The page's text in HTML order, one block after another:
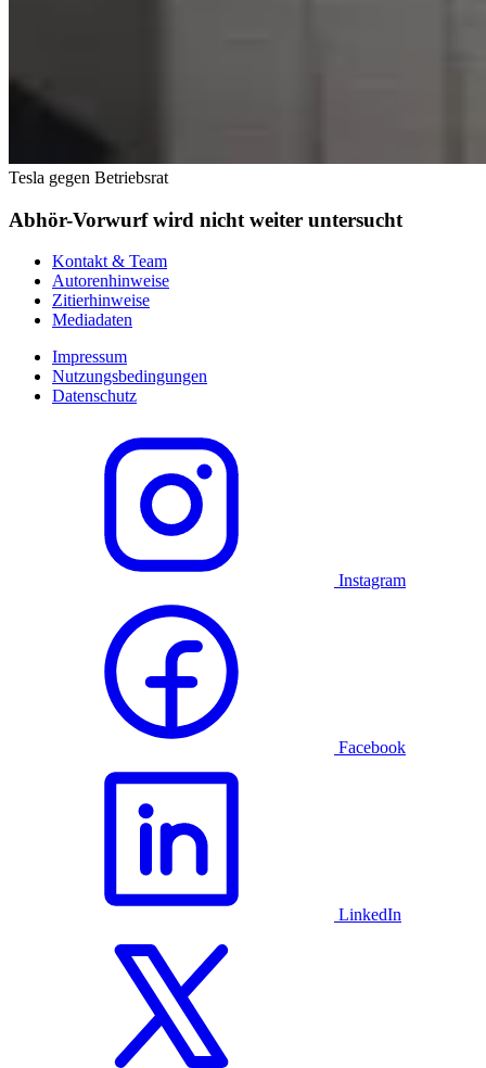
Tesla gegen Betriebsrat
Abhör-Vorwurf wird nicht weiter untersucht
Kontakt & Team
Autorenhinweise
Zitierhinweise
Mediadaten
Impressum
Nutzungsbedingungen
Datenschutz
Instagram
Facebook
LinkedIn